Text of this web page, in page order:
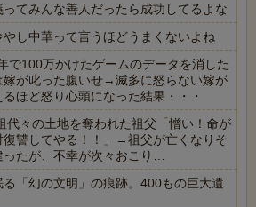
てみんな善人だったら成功してるよな
し中華って言うほどうまくないよね
で100万かけたゲームのデータを消した
嫁が叱った腹いせ→滅多に怒らない嫁が
ほど怒り心頭になった結果・・・
代々の土地を奪われた祖父「憎い！命が
復讐してやる！！」→祖父が亡くなりそ
たが、不幸が次々おこり…
「幻の文明」の痕跡。400もの巨大遺